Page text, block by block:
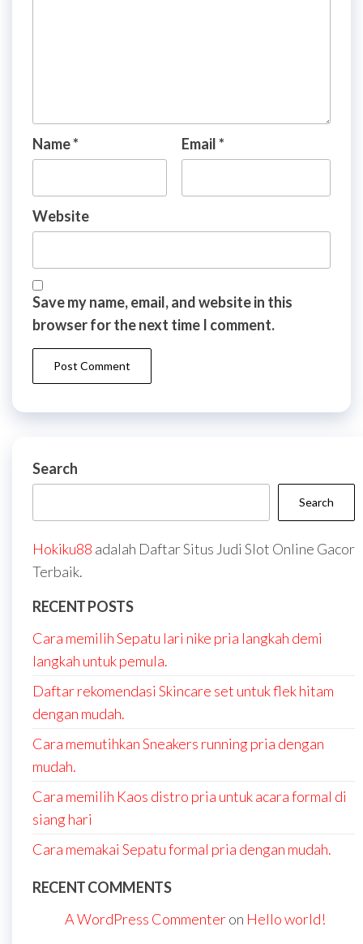
Name* Email*
Website
Save my name, email, and website in this
browser for the next time I comment.
Search
Search
Hokiku88 adalah Daftar Situs Judi Slot Online Gacor
Terbaik.
RECENT POSTS
Cara memilih Sepatu lari nike pria langkah demi
langkah untuk pemula.
Daftar rekomendasi Skincare set untuk flek hitam
dengan mudah.
Cara memutihkan Sneakers running pria dengan
mudah.
Cara memilih Kaos distro pria untuk acara formal di
siang hari
Cara memakai Sepatu formal pria dengan mudah.
RECENT COMMENTS
A WordPress Commenteron Hello world!